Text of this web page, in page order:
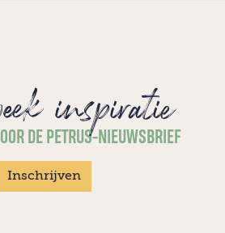
inspiratie
DE PETRUS-NIEUWSBRIEF
Inschrijven